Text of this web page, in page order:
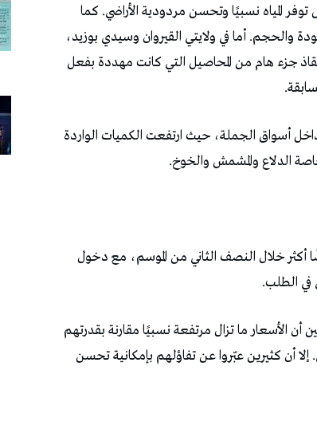
المياه نسبيًا وتحسن مردودية الأراضي. كما
أما في ولايتي القيروان وسيدي بوزيد،
جزء هام من المحاصيل التي كانت مهددة بفعل
أسواق الجملة، حيث ارتفعت الكميات الواردة
الدلاع والمشمش والخوخ.
أكثر خلال النصف الثاني من الموسم، مع دخول
في الطلب.
أن الأسعار ما تزال مرتفعة نسبيًا مقارنة بقدرتهم
أن كثيرين عبّروا عن تفاؤلهم بإمكانية تحسن